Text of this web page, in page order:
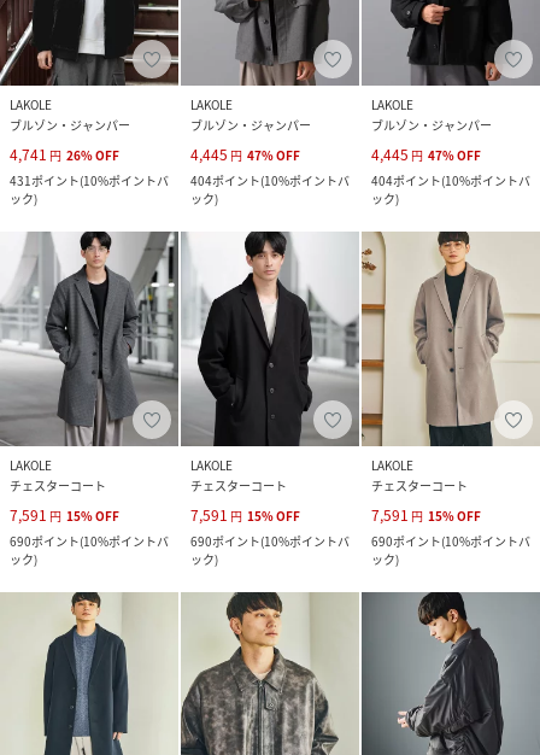
LAKOLE
ブルゾン・ジャンパー
4,741 円 26%OFF
431ポイント(10%ポイントバ
ック)
LAKOLE
ブルゾン・ジャンパー
4,445 円 47%OFF
404ポイント(10%ポイントバ
ック)
LAKOLE
ブルゾン・ジャンパー
4,445 円 47%OFF
404ポイント(10%ポイントバ
ック)
LAKOLE
チェスターコート
7,591 円 15%OFF
690ポイント(10%ポイントバ
ック)
LAKOLE
チェスターコート
7,591 円 15%OFF
690ポイント(10%ポイントバ
ック)
LAKOLE
チェスターコート
7,591 円 15%OFF
690ポイント(10%ポイントバ
ック)